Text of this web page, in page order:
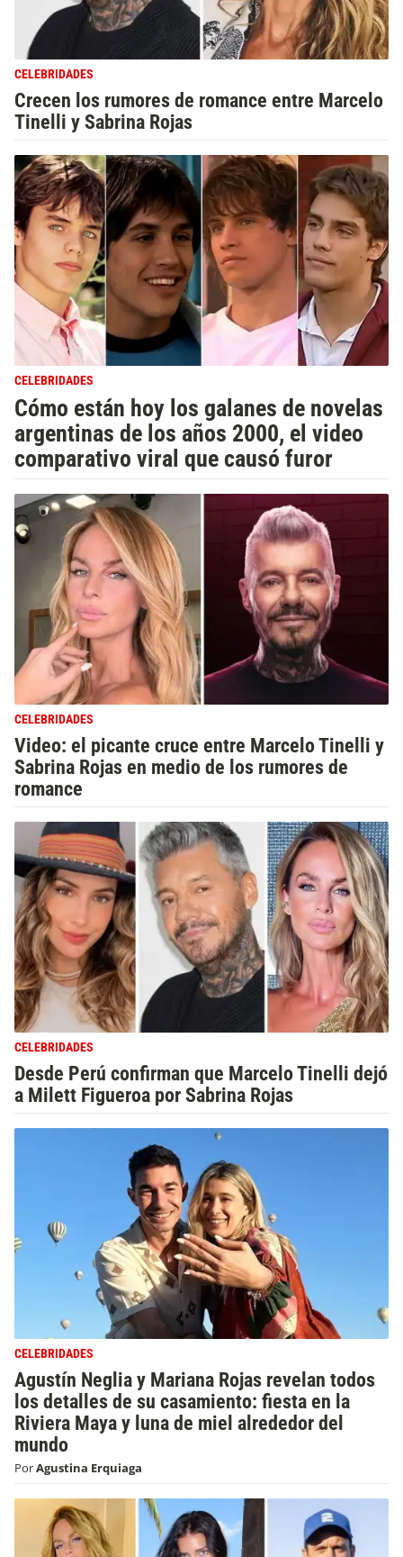
CELEBRIDADES
Crecen los rumores de romance entre Marcelo
Tinelli y Sabrina Rojas
CELEBRIDADES
Cómo están hoy los galanes de novelas
argentinas de los años 2000, el video
comparativo viral que causó furor
CELEBRIDADES
Video: el picante cruce entre Marcelo Tinelli y
Sabrina Rojas en medio de los rumores de
romance
CELEBRIDADES
Desde Perú confirman que Marcelo Tinelli dejó
a Milett Figueroa por Sabrina Rojas
CELEBRIDADES
Agustín Neglia y Mariana Rojas revelan todos
los detalles de su casamiento: fiesta en la
Riviera Maya y luna de miel alrededor del
mundo
PorAgustina Erquiaga